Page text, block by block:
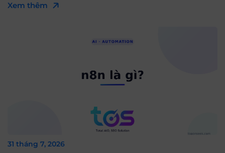
Xem thêm
31 tháng 7, 2026